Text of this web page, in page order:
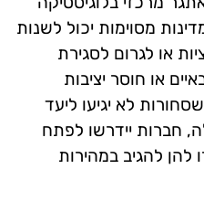
מסוימות יכול לשנות
או לגרום לסגירת
או חוסר יציבות
לא יגיעו ליעד
חברות יידרשו לפתח
להן להגיב במהירות